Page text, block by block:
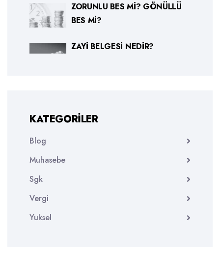
ZORUNLU BES MI? GÖNÜLLÜ
BES MI?
ZAYI BELGESI NEDIR?
KATEGORILER
Blog
Muhasebe
Sgk
Vergi
Yuksel